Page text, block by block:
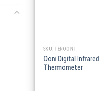
SKU: TEROONI
Ooni Digital Infrared
Thermometer